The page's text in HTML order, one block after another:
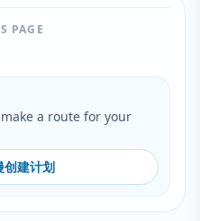
PAGE
a route for your
创建计划